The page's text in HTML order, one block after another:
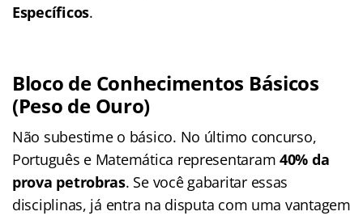
Específicos.
Bloco de Conhecimentos Básicos
(Peso de Ouro)
Não subestime o básico. No último concurso,
Português e Matemática representaram40% da
prova petrobras. Se você gabaritar essas
disciplinas, já entra na disputa com uma vantagem